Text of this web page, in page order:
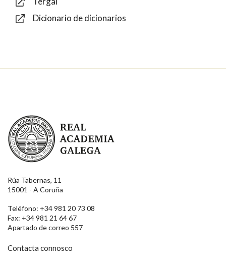
Dicionario de dicionarios
Real Academia Galega
Rúa Tabernas, 11
15001 - A Coruña
Teléfono: +34 981 20 73 08
Fax: +34 981 21 64 67
Apartado de correo 557
Contacta connosco